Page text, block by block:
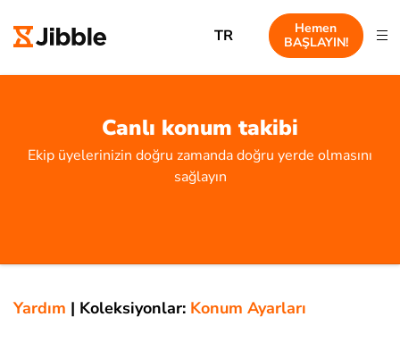
TR
Hemen
BAŞLAYIN!
Canlı konum takibi
Ekip üyelerinizin doğru zamanda doğru yerde olmasını
sağlayın
Yardım | Koleksiyonlar: Konum Ayarları